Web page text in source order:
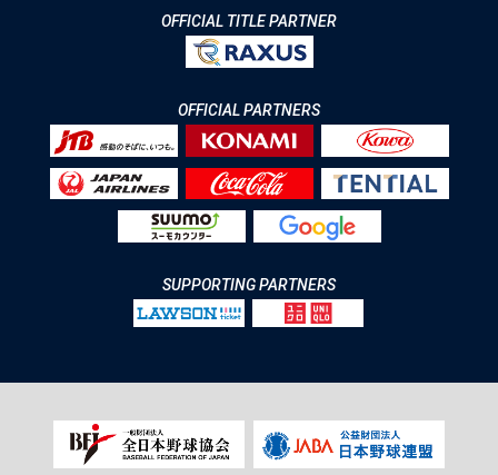
OFFICIAL TITLE PARTNER
OFFICIAL PARTNERS
SUPPORTING PARTNERS